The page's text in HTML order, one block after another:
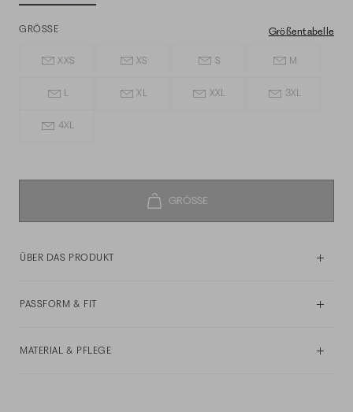
GRÖSSE Größentabelle
XXS XS S M
L XL XXL 3XL
4XL
ÜBER DAS PRODUKT
PASSFORM & FIT
MATERIAL & PFLEGE